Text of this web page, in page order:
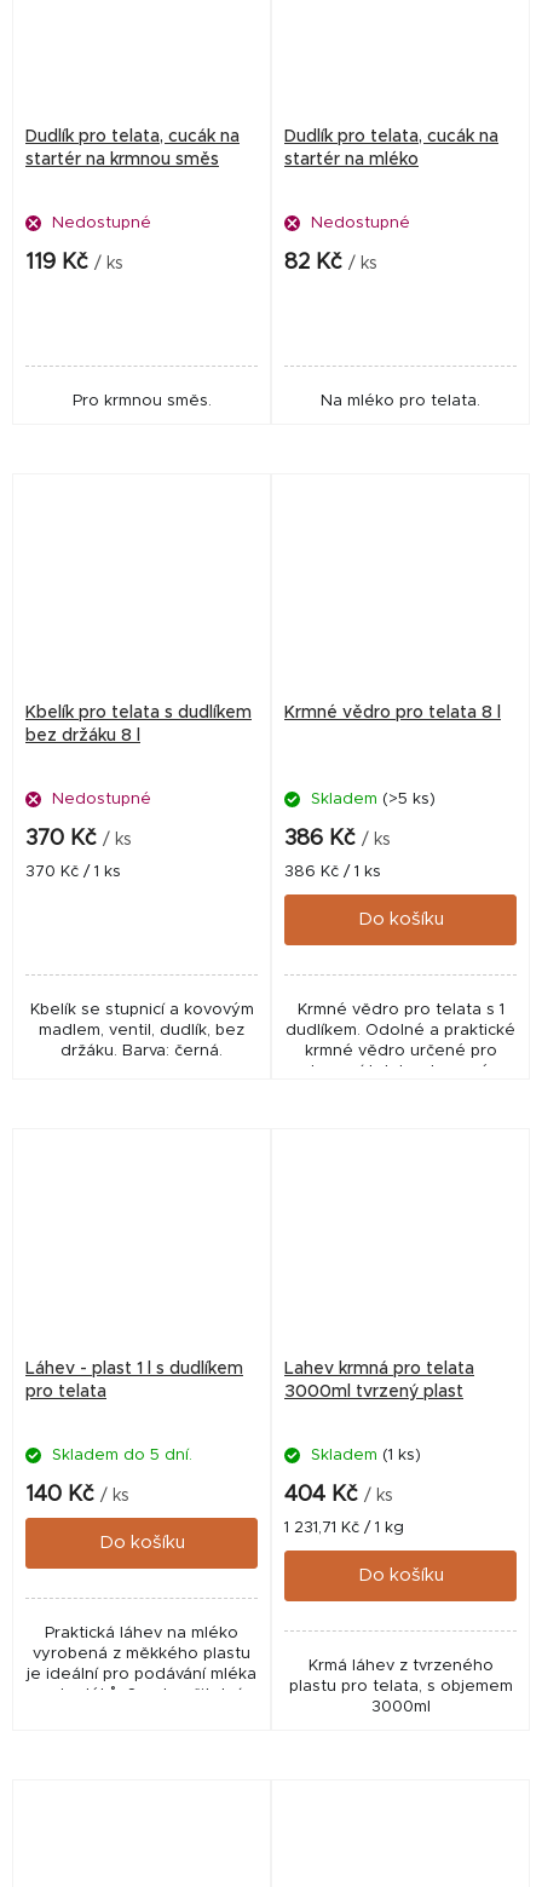
Dudlík pro telata, cucák na
startér na krmnou směs
Nedostupné
119 Kč / ks
Pro krmnou směs.
Dudlík pro telata, cucák na
startér na mléko
Nedostupné
82 Kč / ks
Na mléko pro telata.
Kbelík pro telata s dudlíkem
bez držáku 8 l
Nedostupné
370 Kč / ks
Měrná
370 Kč / 1 ks
Kbelík se stupnicí a kovovým
madlem, ventil, dudlík, bez
držáku. Barva: černá.
Krmné vědro pro telata 8 l
Skladem (>5 ks)
386 Kč / ks
Měrná
cena:
386 Kč / 1 ks
Do košíku
Krmné vědro pro telata s 1
dudlíkem. Odolné a praktické
krmné vědro určené pro
Láhev - plast 1 l s dudlíkem
pro telata
Skladem do 5 dní.
140 Kč / ks
Do košíku
Praktická láhev na mléko
vyrobená z měkkého plastu
je ideální pro podávání mléka
nebo léků. Snadno čitelná
Lahev krmná pro telata
3000ml tvrzený plast
Skladem (1 ks)
404 Kč / ks
Měrná
cena:
1 231,71 Kč / 1 kg
Do košíku
Krmá láhev z tvrzeného
plastu pro telata, s objemem
3000ml